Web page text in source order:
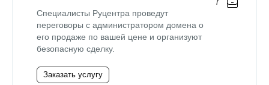
Специалисты Руцентра проведут
переговоры с администратором домена о
его продаже по вашей цене и организуют
безопасную сделку.
Заказать услугу